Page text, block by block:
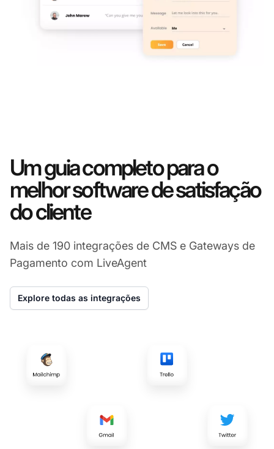
Um guia completo para o
melhor software de satisfação
do cliente
Mais de 190 integrações de CMS e Gateways de
Pagamento com LiveAgent
Explore todas as integrações